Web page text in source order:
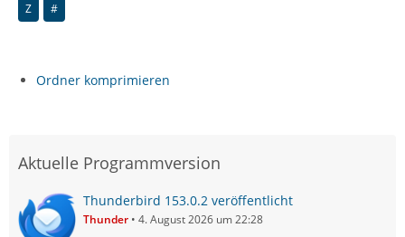
Z
#
Ordner komprimieren
Aktuelle Programmversion
Thunderbird 153.0.2 veröffentlicht
Thunder 4. August 2026 um 22:28